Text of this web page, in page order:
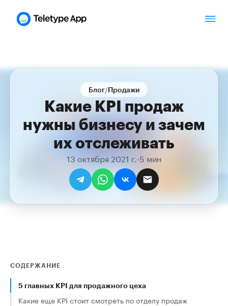
Блог/Продажи
Какие KPI продаж
нужны бизнесу и зачем
их отслеживать
13 октября 2021 г.·5 мин
СОДЕРЖАНИЕ
5 главных KPI для продажного цеха
Какие еще KPI стоит смотреть по отделу продаж